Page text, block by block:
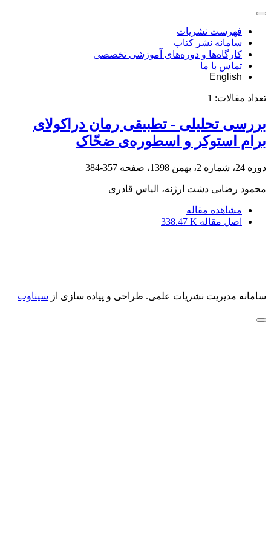
فهرست نشریات
سامانه نشر کتاب
کارگاه‌ها و دوره‌های آموزشی تخصصی
تماس با ما
English
تعداد مقالات: 1
بررسی تحلیلی - تطبیقی رمان دراکولای
برام استوکر و اسطوره‌ی ضحّاک
دوره 24، شماره 2، بهمن 1398، صفحه 357-384
محمود رضایی دشت ارژنه، الیاس قادری
مشاهده مقاله
اصل مقاله 338.47 K
سامانه مدیریت نشریات علمی. طراحی و پیاده سازی از سیناوب